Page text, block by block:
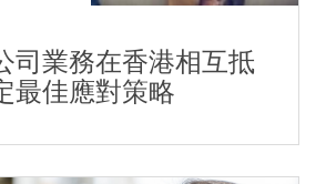
司業務在香港相互抵
最佳應對策略